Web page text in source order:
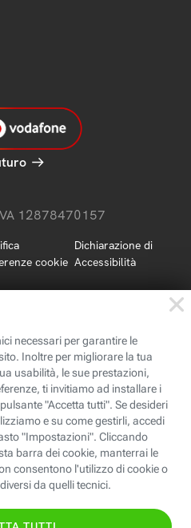
12878470157
cookie
Dichiarazione di
Accessibilità